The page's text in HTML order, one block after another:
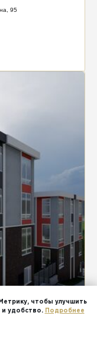
95
чтобы улучшить
и удобство.
Подробнее